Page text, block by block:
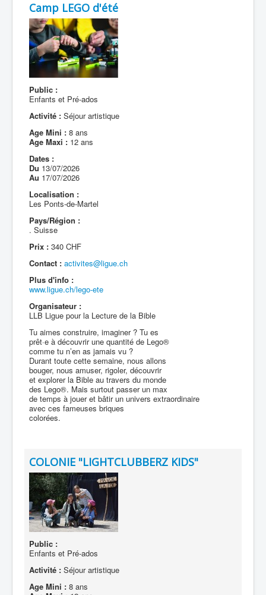
Camp LEGO d'été
Public :
Enfants et Pré-ados
Activité : Séjour artistique
Age Mini : 8 ans
Age Maxi : 12 ans
Dates :
Du 13/07/2026
Au 17/07/2026
Localisation :
Les Ponts-de-Martel
Pays/Région :
. Suisse
Prix : 340 CHF
Contact : activites@ligue.ch
Plus d'info :
www.ligue.ch/lego-ete
Organisateur :
LLB Ligue pour la Lecture de la Bible
Tu aimes construire, imaginer ? Tu es
prêt·e à découvrir une quantité de Lego®
comme tu n’en as jamais vu ?
Durant toute cette semaine, nous allons
bouger, nous amuser, rigoler, découvrir
et explorer la Bible au travers du monde
des Lego®. Mais surtout passer un max
de temps à jouer et bâtir un univers extraordinaire
avec ces fameuses briques
colorées.
COLONIE "LIGHTCLUBBERZ KIDS"
Public :
Enfants et Pré-ados
Activité : Séjour artistique
Age Mini : 8 ans